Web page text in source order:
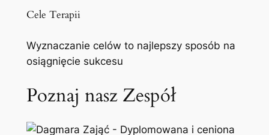
Cele Terapii
Wyznaczanie celów to najlepszy sposób na
osiągnięcie sukcesu
Poznaj nasz Zespół